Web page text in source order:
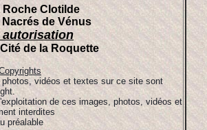
Roche Clotilde
de Vénus
autorisation
de la Roquette
vidéos et textes sur ce site sont
de ces images, photos, vidéos et
interdites
préalable